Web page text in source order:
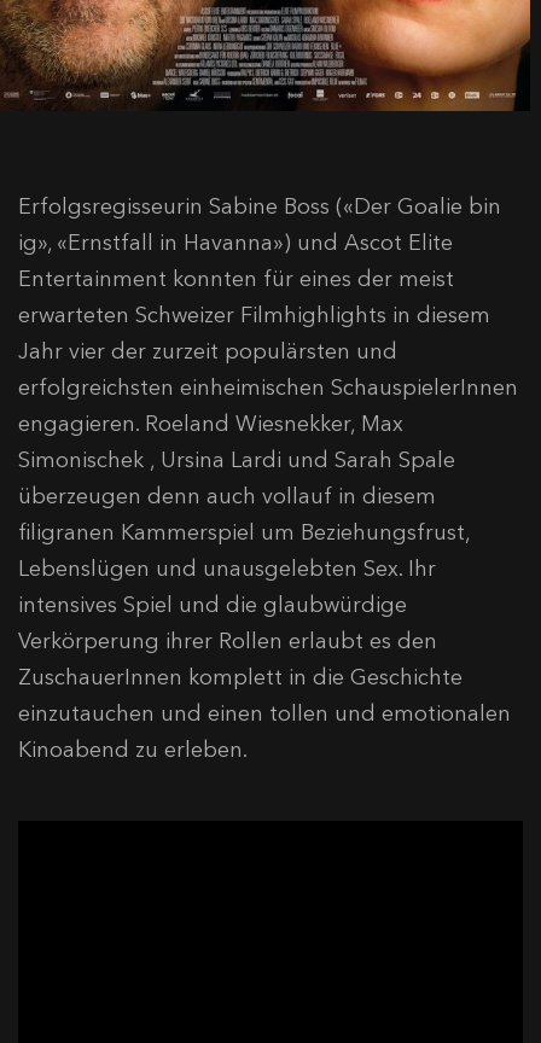
Erfolgsregisseurin Sabine Boss («Der Goalie bin
ig», «Ernstfall in Havanna») und Ascot Elite
Entertainment konnten für eines der meist
erwarteten Schweizer Filmhighlights in diesem
Jahr vier der zurzeit populärsten und
erfolgreichsten einheimischen SchauspielerInnen
engagieren. Roeland Wiesnekker, Max
Simonischek , Ursina Lardi und Sarah Spale
überzeugen denn auch vollauf in diesem
filigranen Kammerspiel um Beziehungsfrust,
Lebenslügen und unausgelebten Sex. Ihr
intensives Spiel und die glaubwürdige
Verkörperung ihrer Rollen erlaubt es den
ZuschauerInnen komplett in die Geschichte
einzutauchen und einen tollen und emotionalen
Kinoabend zu erleben.